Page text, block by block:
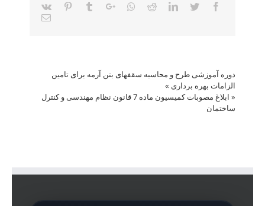
Facebook
Twitter
LinkedIn
Reddit
Whatsapp
Google+
Tumblr
Pinterest
Vk
Email
دوره آموزشی طرح و محاسبه سقفهای بتن آرمه برای تامین
الزامات بهره برداری »
«
ابلاغ مصوبات کمیسیون ماده 7 قانون نظام مهندسی و کنترل
ساختمان